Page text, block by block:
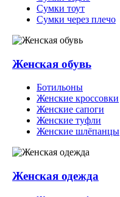
Сумки тоут
Сумки через плечо
Женская обувь
Ботильоны
Женские кроссовки
Женские сапоги
Женские туфли
Женские шлёпанцы
Женская одежда